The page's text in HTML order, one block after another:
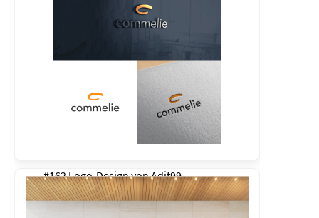
#162 Logo-Design vonAdit99